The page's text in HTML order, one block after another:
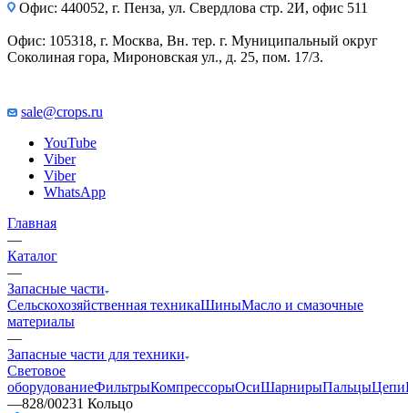
Офис: 440052, г. Пенза, ул. Свердлова стр. 2И, офис 511
Офис: 105318, г. Москва, Вн. тер. г. Муниципальный округ
Соколиная гора, Мироновская ул., д. 25, пом. 17/3.
sale@crops.ru
YouTube
Viber
Viber
WhatsApp
Главная
—
Каталог
—
Запасные части
Сельскохозяйственная техникаШиныМасло и смазочные
материалы
—
Запасные части для техники
Световое
оборудованиеФильтрыКомпрессорыОсиШарнирыПальцыЦепи
—828/00231 Кольцо